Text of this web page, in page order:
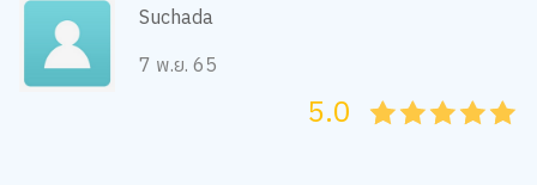
Suchada
7 พ.ย. 65
45
4
35
3
25
2
15
1
05
5.0